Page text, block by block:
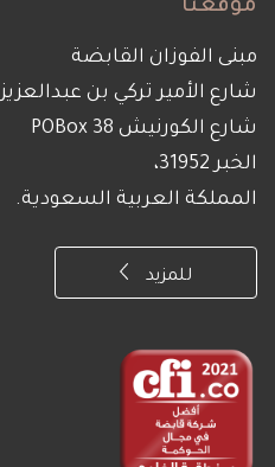
موقعنا
مبنى الفوزان القابضة
شارع الأمير تركي بن عبدالعزيز
شارع الكورنيش POBox 38
الخبر 31952،
المملكة العربية السعودية.
للمزيد